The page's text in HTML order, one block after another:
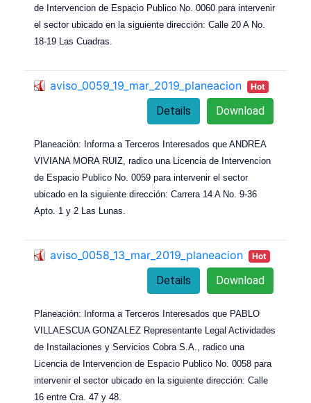
de Intervencion de Espacio Publico No. 0060 para intervenir
el sector ubicado en la siguiente dirección: Calle 20 A No.
18-19 Las Cuadras.
aviso_0059_19_mar_2019_planeacion Hot
Download
Details
Planeación: Informa a Terceros Interesados que ANDREA
VIVIANA MORA RUIZ, radico una Licencia de Intervencion
de Espacio Publico No. 0059 para intervenir el sector
ubicado en la siguiente dirección: Carrera 14 A No. 9-36
Apto. 1 y 2 Las Lunas.
aviso_0058_13_mar_2019_planeacion Hot
Download
Details
Planeación: Informa a Terceros Interesados que PABLO
VILLAESCUA GONZALEZ Representante Legal Actividades
de Instailaciones y Servicios Cobra S.A., radico una
Licencia de Intervencion de Espacio Publico No. 0058 para
intervenir el sector ubicado en la siguiente dirección: Calle
16 entre Cra. 47 y 48.